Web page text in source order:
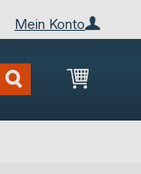
Mein Konto
Mein